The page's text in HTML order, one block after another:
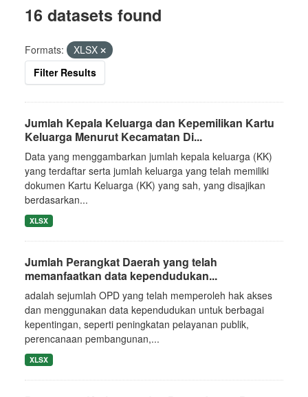
16 datasets found
Formats:
XLSX
Filter Results
Jumlah Kepala Keluarga dan Kepemilikan Kartu
Keluarga Menurut Kecamatan Di...
Data yang menggambarkan jumlah kepala keluarga (KK)
yang terdaftar serta jumlah keluarga yang telah memiliki
dokumen Kartu Keluarga (KK) yang sah, yang disajikan
berdasarkan...
XLSX
Jumlah Perangkat Daerah yang telah
memanfaatkan data kependudukan...
adalah sejumlah OPD yang telah memperoleh hak akses
dan menggunakan data kependudukan untuk berbagai
kepentingan, seperti peningkatan pelayanan publik,
perencanaan pembangunan,...
XLSX